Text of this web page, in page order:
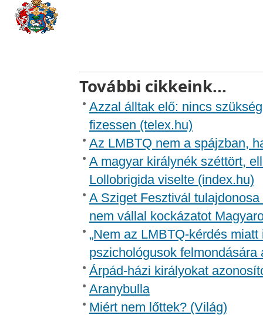
További cikkeink...
Azzal álltak elő: nincs
fizessen (telex.hu)
Az LMBTQ nem a spájzban,
A magyar királynék széttört,
Lollobrigida viselte (index.hu)
A Sziget Fesztivál
nem vállal kockázatot
„Nem az LMBTQ-kérdés
pszichológusok felmondására
Árpád-házi királyokat
Aranybulla
Miért nem lőttek? (Világ)